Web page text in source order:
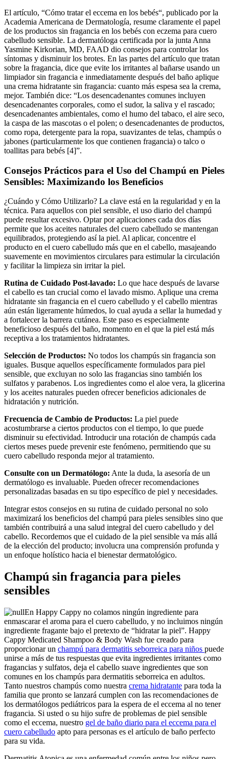
El artículo, “Cómo tratar el eccema en los bebés“, publicado por la
Academia Americana de Dermatología, resume claramente el papel
de los productos sin fragancia en los bebés con eczema para cuero
cabelludo sensible. La dermatóloga certificada por la junta Anna
Yasmine Kirkorian, MD, FAAD dio consejos para controlar los
síntomas y disminuir los brotes. En las partes del artículo que tratan
sobre la fragancia, dice que evite los irritantes al bañarse usando un
limpiador sin fragancia e inmediatamente después del baño aplique
una crema hidratante sin fragancia: cuanto más espesa sea la crema,
mejor. También dice: “Los desencadenantes comunes incluyen
desencadenantes corporales, como el sudor, la saliva y el rascado;
desencadenantes ambientales, como el humo del tabaco, el aire seco,
la caspa de las mascotas o el polen; o desencadenantes de productos,
como ropa, detergente para la ropa, suavizantes de telas, champús o
jabones (particularmente los que contienen fragancia) o talco o
toallitas para bebés [4]”.
Consejos Prácticos para el Uso del Champú en Pieles
Sensibles: Maximizando los Beneficios
¿Cuándo y Cómo Utilizarlo? La clave está en la regularidad y en la
técnica. Para aquellos con piel sensible, el uso diario del champú
puede resultar excesivo. Optar por aplicaciones cada dos días
permite que los aceites naturales del cuero cabelludo se mantengan
equilibrados, protegiendo así la piel. Al aplicar, concentre el
producto en el cuero cabelludo más que en el cabello, masajeando
suavemente en movimientos circulares para estimular la circulación
y facilitar la limpieza sin irritar la piel.
Rutina de Cuidado Post-lavado: Lo que hace después de lavarse
el cabello es tan crucial como el lavado mismo. Aplique una crema
hidratante sin fragancia en el cuero cabelludo y el cabello mientras
aún están ligeramente húmedos, lo cual ayuda a sellar la humedad y
a fortalecer la barrera cutánea. Este paso es especialmente
beneficioso después del baño, momento en el que la piel está más
receptiva a los tratamientos hidratantes.
Selección de Productos: No todos los champús sin fragancia son
iguales. Busque aquellos específicamente formulados para piel
sensible, que excluyan no solo las fragancias sino también los
sulfatos y parabenos. Los ingredientes como el aloe vera, la glicerina
y los aceites naturales pueden ofrecer beneficios adicionales de
hidratación y nutrición.
Frecuencia de Cambio de Productos: La piel puede
acostumbrarse a ciertos productos con el tiempo, lo que puede
disminuir su efectividad. Introducir una rotación de champús cada
ciertos meses puede prevenir este fenómeno, permitiendo que su
cuero cabelludo responda mejor al tratamiento.
Consulte con un Dermatólogo: Ante la duda, la asesoría de un
dermatólogo es invaluable. Pueden ofrecer recomendaciones
personalizadas basadas en su tipo específico de piel y necesidades.
Integrar estos consejos en su rutina de cuidado personal no solo
maximizará los beneficios del champú para pieles sensibles sino que
también contribuirá a una salud integral del cuero cabelludo y del
cabello. Recordemos que el cuidado de la piel sensible va más allá
de la elección del producto; involucra una comprensión profunda y
un enfoque holístico hacia el bienestar dermatológico.
Champú sin fragancia para pieles
sensibles
En Happy Cappy no colamos ningún ingrediente para
enmascarar el aroma para el cuero cabelludo, y no incluimos ningún
ingrediente fragante bajo el pretexto de “hidratar la piel”. Happy
Cappy Medicated Shampoo & Body Wash fue creado para
proporcionar un champú para dermatitis seborreica para niños puede
unirse a más de tus respuestas que evita ingredientes irritantes como
fragancias y sulfatos, deja el cabello suave ingredientes que son
comunes en los champús para dermatitis seborreica en adultos.
Tanto nuestros champús como nuestra crema hidratante para toda la
familia que pronto se lanzará cumplen con las recomendaciones de
los dermatólogos pediátricos para la espera de el eccema al no tener
fragancia. Si usted o su hijo sufre de problemas de piel sensible
como el eccema, nuestro gel de baño diario para el eccema para el
cuero cabelludo apto para personas es el artículo de baño perfecto
para su vida.